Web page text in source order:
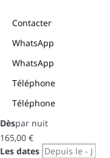
Contacter
WhatsApp
WhatsApp
Téléphone
Téléphone
Dèspar nuit
165,00 €
Les dates